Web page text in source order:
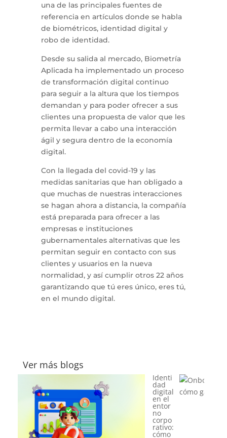
una de las principales fuentes de
referencia en artículos donde se habla
de biométricos, identidad digital y
robo de identidad.
Desde su salida al mercado, Biometría
Aplicada ha implementado un proceso
de transformación digital continuo
para seguir a la altura que los tiempos
demandan y para poder ofrecer a sus
clientes una propuesta de valor que les
permita llevar a cabo una interacción
ágil y segura dentro de la economía
digital.
Con la llegada del covid-19 y las
medidas sanitarias que han obligado a
que muchas de nuestras interacciones
se hagan ahora a distancia, la compañía
está preparada para ofrecer a las
empresas e instituciones
gubernamentales alternativas que les
permitan seguir en contacto con sus
clientes y usuarios en la nueva
normalidad, y así cumplir otros 22 años
garantizando que tú eres único, eres tú,
en el mundo digital.
Ver más blogs
Onbo
ardin
en el sector financiero: cómo ganar confianza desde
el primer clic